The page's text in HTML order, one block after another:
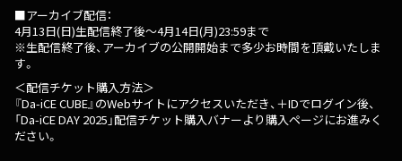
■アーカイブ配信：
4月13日(日)生配信終了後～4月14日(月)23:59まで
※生配信終了後、アーカイブの公開開始まで多少お時間を頂戴いたしま
す。
＜配信チケット購入方法＞
『Da-iCE CUBE』のWebサイトにアクセスいただき、＋IDでログイン後、
「Da-iCE DAY 2025」配信チケット購入バナーより購入ページにお進みく
ださい。